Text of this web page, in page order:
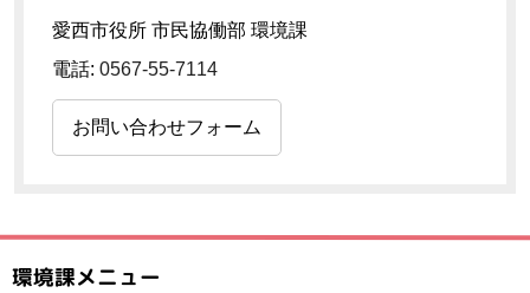
愛西市役所 市民協働部 環境課
電話: 0567-55-7114
お問い合わせフォーム
環境課メニュー